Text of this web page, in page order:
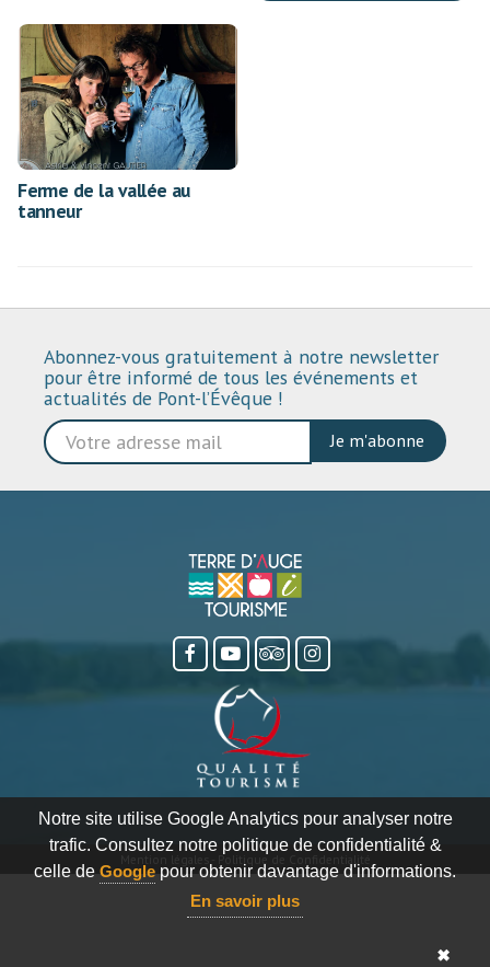
Notre site utilise Google Analytics pour analyser notre
trafic. Consultez notre politique de confidentialité &
celle de Google pour obtenir davantage d'informations.
En savoir plus
✖
Ferme de la vallée au
tanneur
Abonnez-vous gratuitement à notre newsletter
pour être informé de tous les événements et
actualités de Pont-l’Évêque !
Je m'abonne
Politique de Confidentialité